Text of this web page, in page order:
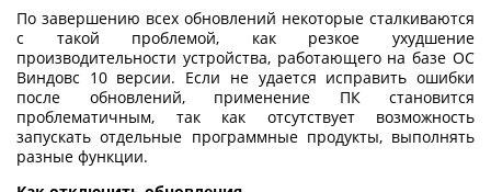
По завершению всех обновлений некоторые сталкиваются
с такой проблемой, как резкое ухудшение
производительности устройства, работающего на базе ОС
Виндовс 10 версии. Если не удается исправить ошибки
после обновлений, применение ПК становится
проблематичным, так как отсутствует возможность
запускать отдельные программные продукты, выполнять
разные функции.